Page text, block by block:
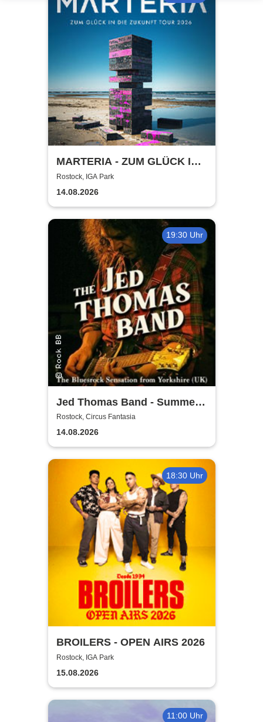
MARTERIA - ZUM GLÜCK IN
DIE ZUKUNFT TOUR 2026
Rostock, IGA Park
14.08.2026
19:30 Uhr
Jed Thomas Band - Summer
Tour 2026
Rostock, Circus Fantasia
14.08.2026
18:30 Uhr
BROILERS - OPEN AIRS 2026
Rostock, IGA Park
15.08.2026
11:00 Uhr